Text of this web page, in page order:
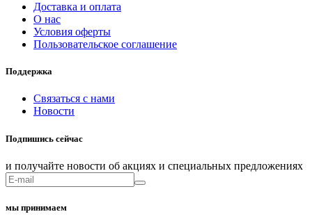
Доставка и оплата
О нас
Условия оферты
Пользовательское соглашение
Поддержка
Связаться с нами
Новости
Подпишись сейчас
и получайте новости об акциях и специальных предложениях
мы принимаем